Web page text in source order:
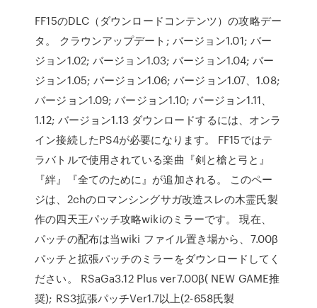
FF15のDLC（ダウンロードコンテンツ）の攻略デー
タ。 クラウンアップデート; バージョン1.01; バー
ジョン1.02; バージョン1.03; バージョン1.04; バー
ジョン1.05; バージョン1.06; バージョン1.07、1.08;
バージョン1.09; バージョン1.10; バージョン1.11、
1.12; バージョン1.13 ダウンロードするには、オンラ
イン接続したPS4が必要になります。 FF15ではテ
ラバトルで使用されている楽曲『剣と槍と弓と』
『絆』『全てのために』が追加される。 このペー
ジは、2chのロマンシングサガ改造スレの木霊氏製
作の四天王パッチ攻略wikiのミラーです。 現在、
パッチの配布は当wiki ファイル置き場から、7.00β
パッチと拡張パッチのミラーをダウンロードしてく
ださい。 RSaGa3.12 Plus ver7.00β( NEW GAME推
奨); RS3拡張パッチVer1.7以上(2-658氏製